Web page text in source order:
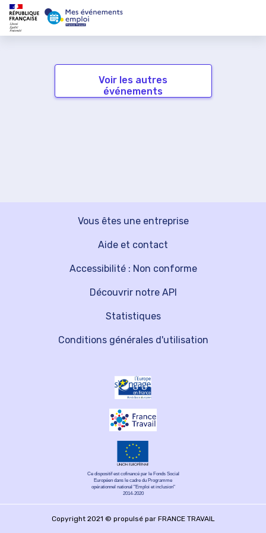
Voir les autres
événements
Vous êtes une entreprise
Découvrir notre API
Aide et contact
Statistiques
Accessibilité : Non conforme
Conditions générales d'utilisation
Ce dispositif est cofinancé par le Fonds Social
Européen dans le cadre du Programme
opérationnel national "Emploi et inclusion"
2014-2020
Copyright 2021 © propulsé par FRANCE TRAVAIL